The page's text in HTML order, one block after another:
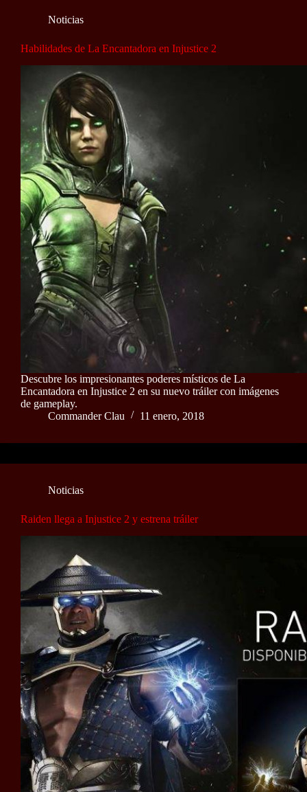
Noticias
Habilidades de La Encantadora en Injustice 2
Descubre los impresionantes poderes místicos de La
Encantadora en Injustice 2 en su nuevo tráiler con imágenes
de gameplay.
Commander Clau
11 enero, 2018
Noticias
Raiden llega a Injustice 2 y estrena tráiler